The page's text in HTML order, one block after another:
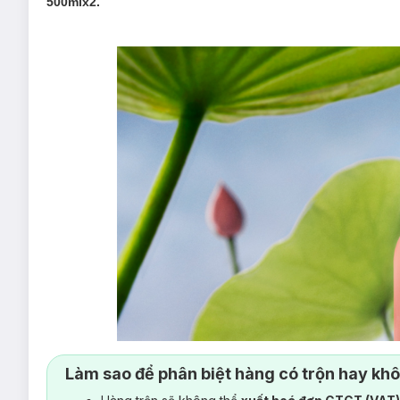
Làm sao để phân biệt hàng có trộn hay